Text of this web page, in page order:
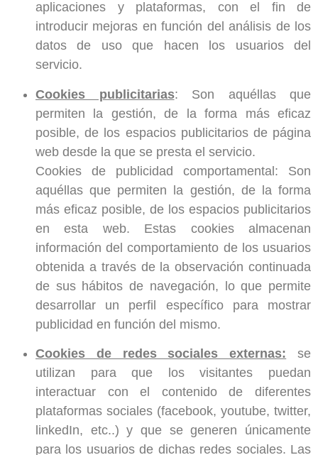
aplicaciones y plataformas, con el fin de
introducir mejoras en función del análisis de los
datos de uso que hacen los usuarios del
servicio.
Cookies publicitarias: Son aquéllas que
permiten la gestión, de la forma más eficaz
posible, de los espacios publicitarios de página
web desde la que se presta el servicio.
Cookies de publicidad comportamental: Son
aquéllas que permiten la gestión, de la forma
más eficaz posible, de los espacios publicitarios
en esta web. Estas cookies almacenan
información del comportamiento de los usuarios
obtenida a través de la observación continuada
de sus hábitos de navegación, lo que permite
desarrollar un perfil específico para mostrar
publicidad en función del mismo.
Cookies de redes sociales externas: se
utilizan para que los visitantes puedan
interactuar con el contenido de diferentes
plataformas sociales (facebook, youtube, twitter,
linkedIn, etc..) y que se generen únicamente
para los usuarios de dichas redes sociales. Las